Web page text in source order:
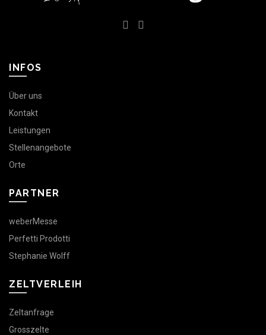
INFOS
Über uns
Kontakt
Leistungen
Stellenangebote
Orte
PARTNER
weberMesse
Perfetti Prodotti
Stephanie Wolff
ZELTVERLEIH
Zeltanfrage
Grosszelte